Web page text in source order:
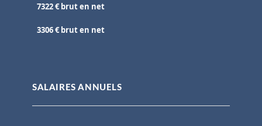
7322 € brut en net
3306 € brut en net
SALAIRES ANNUELS